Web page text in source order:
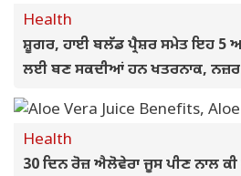
Health
ਸ਼ੂਗਰ, ਹਾਈ ਬਲੱਡ ਪ੍ਰੈਸ਼ਰ ਸਮੇਤ ਇਹ 5
ਲਈ ਬਣ ਸਕਦੀਆਂ ਹਨ ਖਤਰਨਾਕ,
ਜੀਵਨਸ਼ੈਲੀ
Health
30 ਦਿਨ ਰੋਜ਼ ਐਲੋਵੇਰਾ ਜੂਸ ਪੀਣ ਨਾਲ